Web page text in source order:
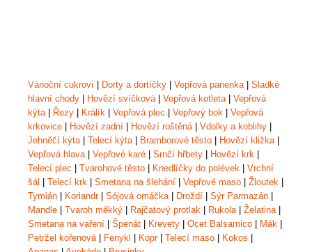
Vánoční cukroví Dorty a dortíčky Vepřová panenka| Sladké
hlavní chody
Hovězí svíčková| Vepřová kotleta| Vepřová
kýta| Řezy Králík Vepřová plec Vepřový bok
Vepřová
krkovice
Hovězí zadní Hovězí roštěná| Vdolky a koblihy
Jehněčí kýta| Telecí kýta| Bramborové těsto Hovězí kližka|
Vepřová hlava| Vepřové karé Srnčí hřbety Hovězí krk
Telecí plec
Tvarohové těsto Knedlíčky do polévek
Vrchní
šál
Telecí krk Smetana na šlehání Vepřové maso Žloutek
Tymián
Koriandr| Sójová omáčka| Droždí Sýr Parmazán
Mandle
Tvaroh měkký Rajčatový protlak Rukola| Želatina|
Smetana na vaření
Špenát Krevety Ocet Balsamico Mák
Petržel kořenová| Fenykl Kopr| Telecí maso Kokos